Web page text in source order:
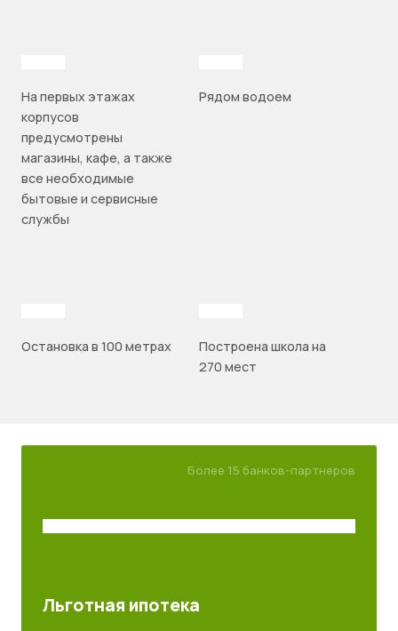
На первых этажах
корпусов
предусмотрены
магазины, кафе, а также
все необходимые
бытовые и сервисные
службы
Рядом водоем
Остановка в 100 метрах
Построена школа на
270 мест
Более 15 банков-партнеров
Льготная ипотека